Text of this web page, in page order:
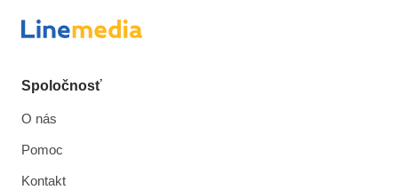
Spoločnosť
O nás
Pomoc
Kontakt